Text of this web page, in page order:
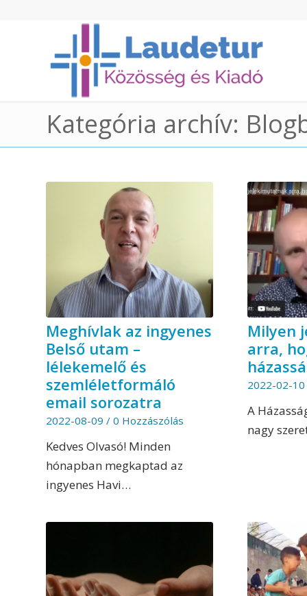
Kategória archív:
Meghívlak az ingyenes
Belső utam –
lélekemelő és
szemléletformáló
email sorozatra
2022-08-09 / 0 Hozzászólás
Kedves Olvasó! Minden
hónapban megkaptad az
ingyenes Havi…
Milyen
arra,
2022-02-10
A
nagy